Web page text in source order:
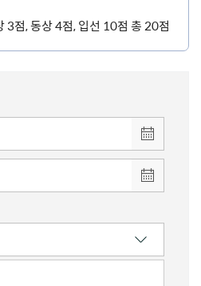
3점, 동상 4점, 입선 10점 총 20점